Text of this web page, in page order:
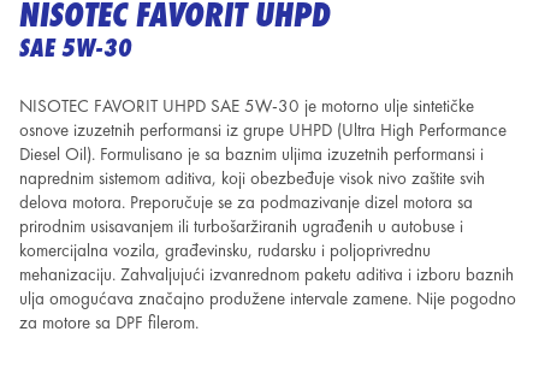
NISOTEC FAVORIT UHPD
SAE 5W-30
NISOTEC FAVORIT UHPD SAE 5W-30 je motorno ulje sintetičke
osnove izuzetnih performansi iz grupe UHPD (Ultra High Performance
Diesel Oil). Formulisano je sa baznim uljima izuzetnih performansi i
naprednim sistemom aditiva, koji obezbeđuje visok nivo zaštite svih
delova motora. Preporučuje se za podmazivanje dizel motora sa
prirodnim usisavanjem ili turbošaržiranih ugrađenih u autobuse i
komercijalna vozila, građevinsku, rudarsku i poljoprivrednu
mehanizaciju. Zahvaljujući izvanrednom paketu aditiva i izboru baznih
ulja omogućava značajno produžene intervale zamene. Nije pogodno
za motore sa DPF filerom.